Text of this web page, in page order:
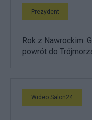
Prezydent
Rok z Nawrockim.
powrót do
Wideo Salon24